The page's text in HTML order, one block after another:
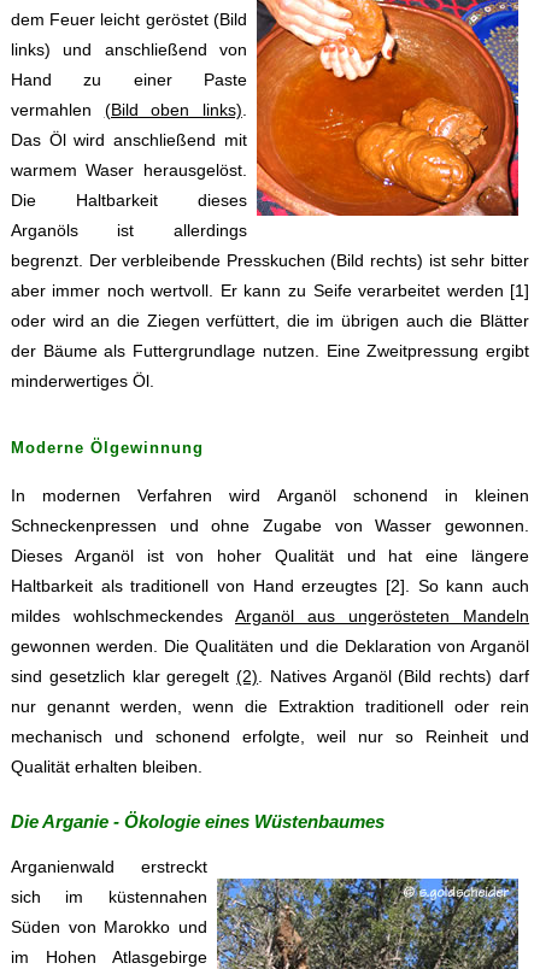
dem Feuer leicht geröstet (Bild
links) und anschließend von
Hand zu einer Paste
vermahlen (Bild oben links)
Das Öl wird anschließend mit
warmem Waser herausgelöst.
Die Haltbarkeit dieses
Arganöls ist allerdings
begrenzt. Der verbleibende Presskuchen (Bild rechts) ist sehr bitter
aber immer noch wertvoll. Er kann zu Seife verarbeitet werden [1]
oder wird an die Ziegen verfüttert, die im übrigen auch die Blätter
der Bäume als Futtergrundlage nutzen. Eine Zweitpressung ergibt
minderwertiges Öl.
Moderne Ölgewinnung
In modernen Verfahren wird Arganöl schonend in kleinen
Schneckenpressen und ohne Zugabe von Wasser gewonnen.
Dieses Arganöl ist von hoher Qualität und hat eine längere
Haltbarkeit als traditionell von Hand erzeugtes [2]. So kann auch
mildes wohlschmeckendes Arganöl aus ungerösteten Mandeln
gewonnen werden. Die Qualitäten und die Deklaration von Arganöl
sind gesetzlich klar geregelt(2) . Natives Arganöl (Bild rechts) darf
nur genannt werden, wenn die Extraktion traditionell oder rein
mechanisch und schonend erfolgte, weil nur so Reinheit und
Qualität erhalten bleiben.
Die Arganie - Ökologie eines Wüstenbaumes
Arganienwald erstreckt
sich im küstennahen
Süden von Marokko und
im Hohen Atlasgebirge